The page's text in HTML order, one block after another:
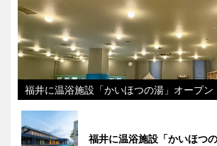
福井に温浴施設「かいほつの湯」オープン
福井に温浴施設「かいほつ